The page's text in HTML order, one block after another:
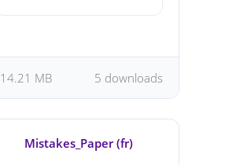
5 downloads
14.21 MB
Mistakes_Paper (fr)